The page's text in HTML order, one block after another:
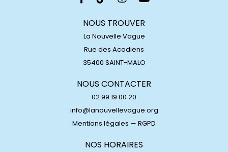
NOUS TROUVER
La Nouvelle Vague
Rue des Acadiens
35400 SAINT-MALO
NOUS CONTACTER
02 99 19 00 20
info@lanouvellevague.org
Mentions légales — RGPD
NOS HORAIRES